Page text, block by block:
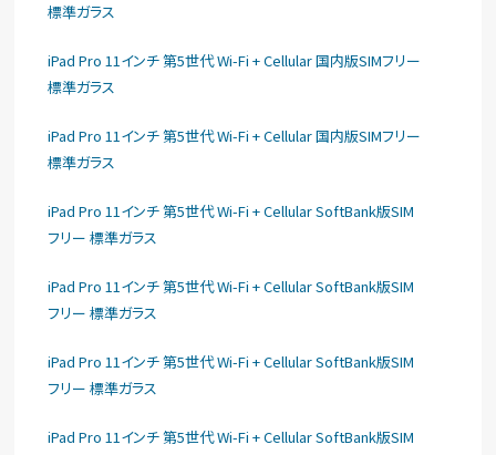
標準ガラス
iPad Pro 11インチ 第5世代 Wi-Fi + Cellular 国内版SIMフリー
標準ガラス
iPad Pro 11インチ 第5世代 Wi-Fi + Cellular 国内版SIMフリー
標準ガラス
iPad Pro 11インチ 第5世代 Wi-Fi + Cellular SoftBank版SIM
フリー 標準ガラス
iPad Pro 11インチ 第5世代 Wi-Fi + Cellular SoftBank版SIM
フリー 標準ガラス
iPad Pro 11インチ 第5世代 Wi-Fi + Cellular SoftBank版SIM
フリー 標準ガラス
iPad Pro 11インチ 第5世代 Wi-Fi + Cellular SoftBank版SIM